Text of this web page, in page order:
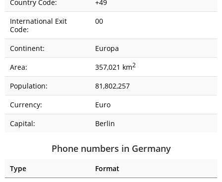
Country Code:
+49
International Exit
Code:
00
Continent:
Europa
Area:
357,021 km2
Population:
81,802,257
Currency:
Euro
Capital:
Berlin
Phone numbers in Germany
Type
Format